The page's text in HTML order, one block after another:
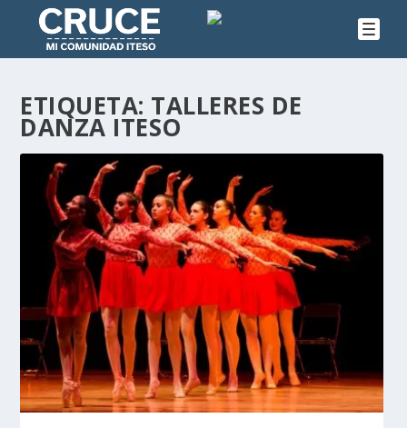
ETIQUETA: TALLERES DE
DANZA ITESO